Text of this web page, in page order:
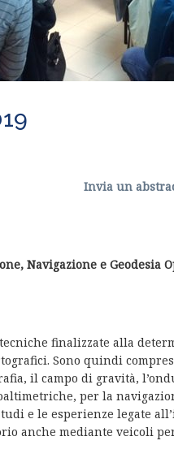
Invia un
Navigazione e Geodesia
finalizzate alla
Sono quindi
il campo di gravità,
per la
e le esperienze legate
anche mediante veicoli